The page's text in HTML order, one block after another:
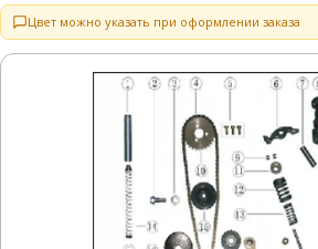
Цвет можно указать при оформлении заказа